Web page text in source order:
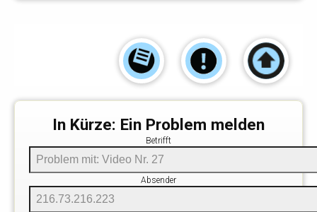
In Kürze: Ein Problem melden
Betrifft
Absender